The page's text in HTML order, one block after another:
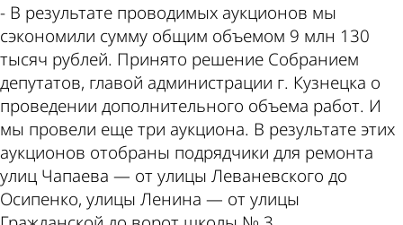
- В результате проводимых аукционов мы
сэкономили сумму общим объемом 9 млн 130
тысяч рублей. Принято решение Собранием
депутатов, главой администрации г. Кузнецка о
проведении дополнительного объема работ. И
мы провели еще три аукциона. В результате этих
аукционов отобраны подрядчики для ремонта
улиц Чапаева — от улицы Леваневского до
Осипенко, улицы Ленина — от улицы